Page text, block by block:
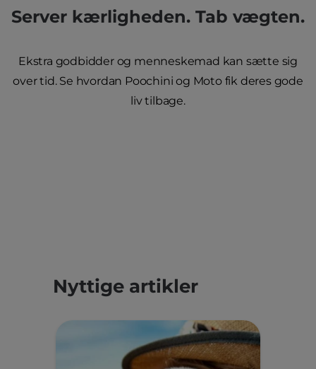
Server kærligheden. Tab vægten.
Ekstra godbidder og menneskemad kan sætte sig
over tid. Se hvordan Poochini og Moto fik deres gode
liv tilbage.
Nyttige artikler